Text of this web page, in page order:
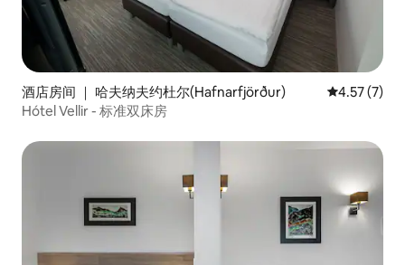
酒店房间 ｜ 哈夫纳夫约杜尔(Hafnarfjörður) 平均评分
4.57 (7)
Hótel Vellir - 标准双床房